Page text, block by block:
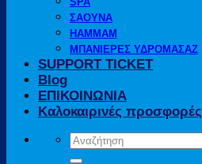
ΣΑΟΥΝΑ
HAMMAM
ΜΠΑΝΙΕΡΕΣ ΥΔΡΟΜΑΣΑΖ
SUPPORT TICKET
Blog
ΕΠΙΚΟΙΝΩΝΙΑ
Καλοκαιρινές προσφορές
Αναζήτηση
για: